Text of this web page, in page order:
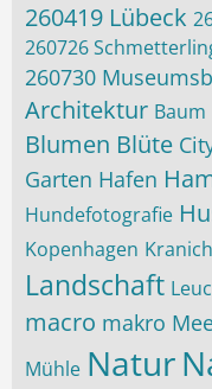
260419 Lübeck
260726
260730
Architektur Baum
Blumen Blüte
Garten Hafen
Hundefotografie
Kopenhagen
Landschaft
macro makro
Mühle Natur